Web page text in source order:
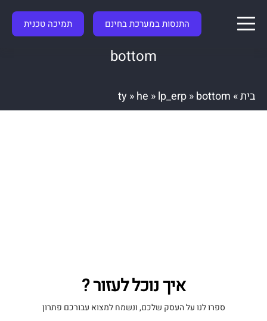
התנסות במערכת בחינם תמיכה טכנית
bottom
בית»
ty »he »lp_erp»bottom
איך נוכל לעזור ?
ספרו לנו על העסק שלכם, ונשמח למצוא עבורכם פתרון